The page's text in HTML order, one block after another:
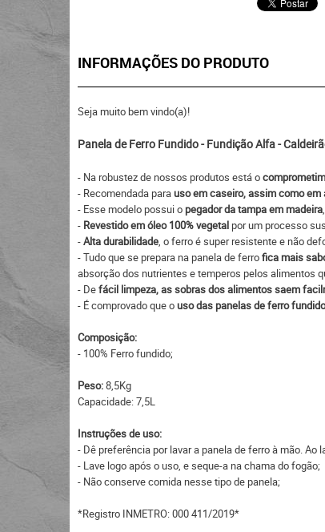
INFORMAÇÕES DO PRODUTO
Seja muito bem vindo(a)!
Panela de Ferro Fundido - Fundição Alfa -
- Na robustez de nossos produtos está o
- Recomendada parauso em caseiro, assim como em
- Esse modelo possui o pegador da tampa em madeira
- Revestido em óleo 100% vegetal por um processo
-Alta durabilidade, o ferro é super resistente e não
- Tudo que se prepara na panela de ferrofica mais
absorção dos nutrientes e temperos pelos alimentos
- Defácil limpeza, as sobras dos alimentos saem
- É comprovado que ouso das panelas de ferro
Composição:
- 100% Ferro fundido;
Peso:8,5Kg
Capacidade: 7,5L
Instruções de uso:
- Dê preferência por lavar a panela de ferro à mão.
- Lave logo após o uso, e seque-a na chama do fogão;
- Não conserve comida nesse tipo de panela;
*Registro INMETRO: 000 411/2019*